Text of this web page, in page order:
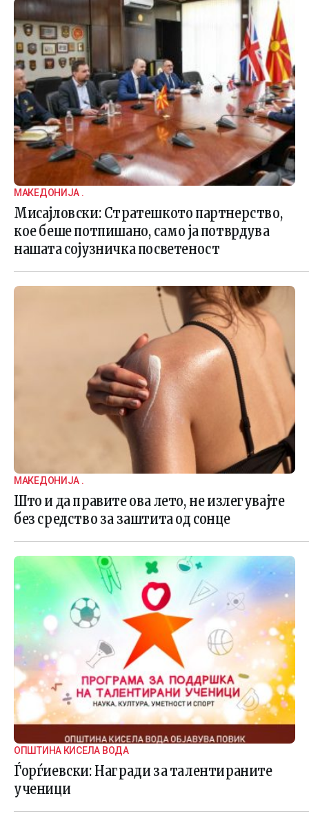
МАКЕДОНИЈА .
Мисајловски: Стратешкото партнерство,
кое беше потпишано, само ја потврдува
нашата сојузничка посветеност
МАКЕДОНИЈА .
Што и да правите ова лето, не излегувајте
без средство за заштита од сонце
ОПШТИНА КИСЕЛА ВОДА
Ѓорѓиевски: Награди за талентираните
ученици